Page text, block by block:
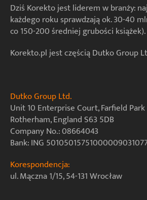
Dziś Korekto jest liderem w branży:
każdego roku sprawdzają ok. 30-40
co 150-200 średniej grubości książek).
Korekto.pl jest częścią Dutko Group
Dutko Group Ltd.
Unit 10 Enterprise Court, Farfield Park
Rotherham, England S63 5DB
Company No.: 08664043
Bank: ING
Korespondencja:
ul. Mączna 1/15, 54-131 Wrocław